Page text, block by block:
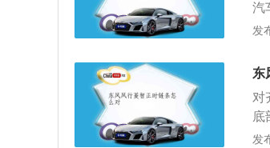
汽
台
发
东
对
底
记
发